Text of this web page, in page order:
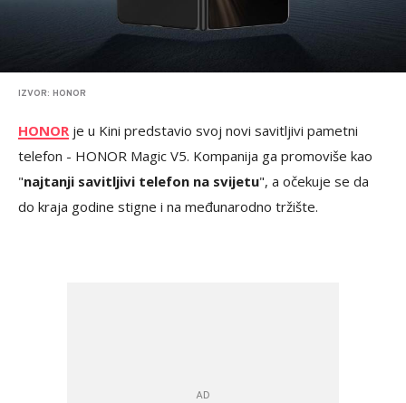
IZVOR: HONOR
HONORje u Kini predstavio svoj novi savitljivi pametni
telefon - HONOR Magic V5. Kompanija ga promoviše kao
"najtanji savitljivi telefon na svijetu", a očekuje se da
do kraja godine stigne i na međunarodno tržište.